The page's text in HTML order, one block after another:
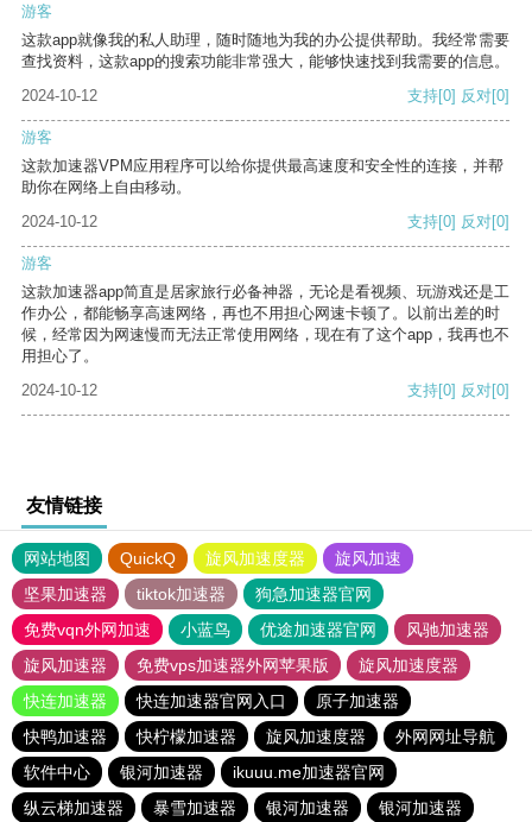
游客
这款app就像我的私人助理，随时随地为我的办公提供帮助。我经常需要
查找资料，这款app的搜索功能非常强大，能够快速找到我需要的信息。
2024-10-12
支持[0] 反对[0]
游客
这款加速器VPM应用程序可以给你提供最高速度和安全性的连接，并帮
助你在网络上自由移动。
2024-10-12
支持[0] 反对[0]
游客
这款加速器app简直是居家旅行必备神器，无论是看视频、玩游戏还是工
作办公，都能畅享高速网络，再也不用担心网速卡顿了。以前出差的时
候，经常因为网速慢而无法正常使用网络，现在有了这个app，我再也不
用担心了。
2024-10-12
支持[0] 反对[0]
友情链接
网站地图 QuickQ 旋风加速度器
旋风加速
坚果加速器
tiktok加速器
狗急加速器官网
免费vqn外网加速
小蓝鸟 优途加速器官网
风驰加速器
旋风加速器
免费vps加速器外网苹果版
旋风加速度器
快连加速器
快连加速器官网入口
原子加速器
快鸭加速器
快柠檬加速器 旋风加速度器
外网网址导航
软件中心
银河加速器
ikuuu.me加速器官网
纵云梯加速器
暴雪加速器 银河加速器 银河加速器